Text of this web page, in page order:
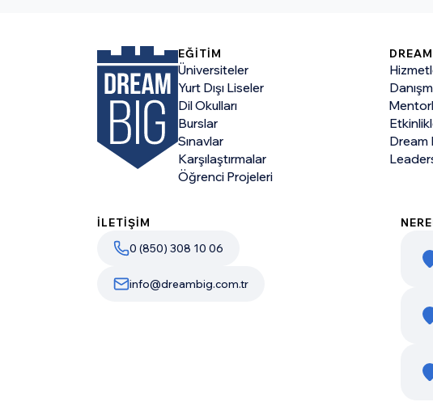
EĞİTİM
Üniversiteler
Yurt Dışı Liseler
Dil Okulları
Burslar
Sınavlar
Karşılaştırmalar
Öğrenci Projeleri
Dream
İLETİŞİM
0 (850) 308 10 06
info@dreambig.com.tr